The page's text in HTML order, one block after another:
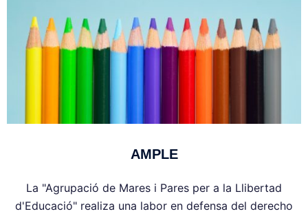
AMPLE
La "Agrupació de Mares i Pares per a la Llibertad
d'Educació" realiza una labor en defensa del derecho